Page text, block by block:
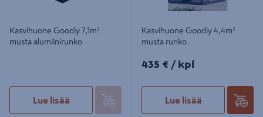
Kasvihuone Goodiy 7,1m²
musta alumiinirunko
Lue lisää
Kasvihuone Goodiy 4,4m²
musta runko
435€/kpl
435 € / kpl
Lue lisää